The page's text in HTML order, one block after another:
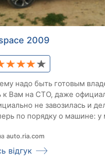
2009
надо быть готовым
к Вам на СТО, даже
не завозилась и
по порядку о машине: у
auto.ria.com
відгук